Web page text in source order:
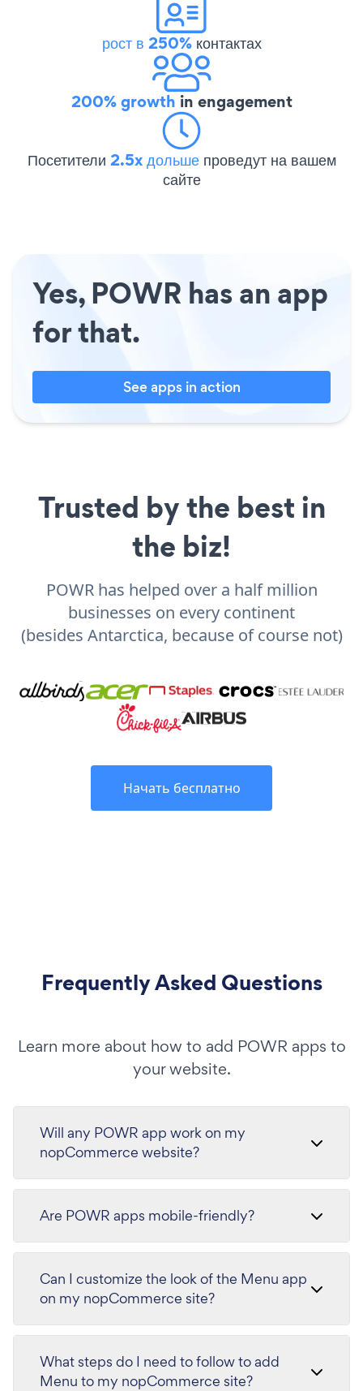
рост в 250%контактах
200% growth in engagement
Посетители 2.5x дольше проведут на вашем
сайте
Yes, POWR has an app
for that.
See apps in action
Trusted by the best in
the biz!
POWR has helped over a half million
businesses on every continent
(besides Antarctica, because of course not)
Начать бесплатно
Frequently Asked Questions
Learn more about how to add POWR apps to
your website.
Will any POWR app work on my
nopCommerce website?
Are POWR apps mobile-friendly?
Can I customize the look of the Menu app
on my nopCommerce site?
What steps do I need to follow to add
Menu to my nopCommerce site?